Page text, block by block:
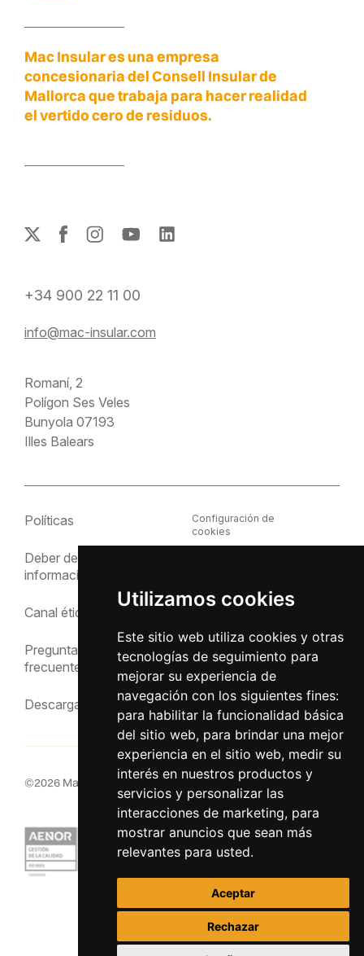
Utilizamos cookies
Este sitio web utiliza cookies y otras
tecnologías de seguimiento para
mejorar su experiencia de
navegación con los siguientes fines:
para habilitar la funcionalidad básica
del sitio web, para brindar una mejor
experiencia en el sitio web, medir su
interés en nuestros productos y
servicios y personalizar las
interacciones de marketing, para
mostrar anuncios que sean más
relevantes para usted.
Aceptar
Rechazar
Mac Insular es una empresa
concesionaria del Consell Insular de
Mallorca que trabaja para hacer realidad
el vertido cero de residuos.
+34 900 22 11 00
info@mac-insular.com
Romaní, 2
Polígon Ses Veles
Bunyola 07193
Illes Balears
Políticas
Deber de
información
Canal ético
Preguntas
frecuentes
Descargas
Configuración de
cookies
Política de privacidad
Aviso Legal
©2026 MacInsular.Derechos reservados.